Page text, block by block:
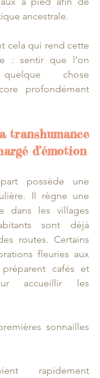
ancestrale.
cela qui rend cette
: sentir que l’on
chose
profondément
transhumance
d’émotion
possède une
Il règne une
dans les villages
sont déjà
routes. Certains
fleuries aux
préparent cafés et
accueillir les
sonnailles
rapidement